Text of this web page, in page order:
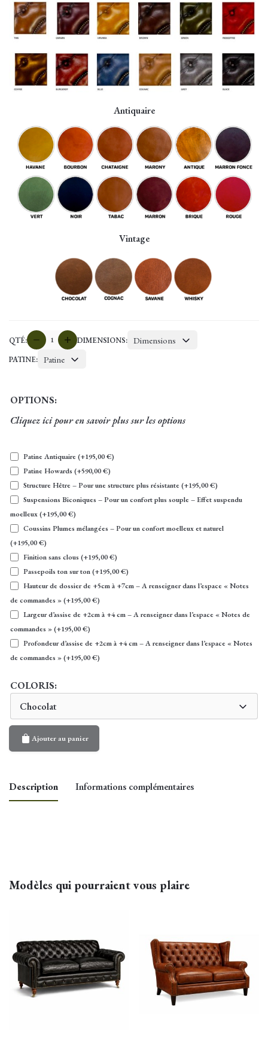
Antiquaire
Vintage
QTÉ:quantité
de
BENSON
DIMENSIONS: Dimensions
PATINE: Patine
OPTIONS:
Cliquez ici pour en savoir plus sur les options
Patine Antiquaire (+195,00€)
Patine Howards (+590,00€)
Structure Hêtre – Pour une structure plus résistante (+195,00€)
Suspensions Biconiques – Pour un confort plus souple – Effet suspendu
moelleux(+195,00€)
Coussins Plumes mélangées – Pour un confort moelleux et naturel
(+195,00€)
Finition sans clous (+195,00€)
Passepoils ton sur ton(+195,00€)
Hauteur de dossier de +5cm à +7cm – A renseigner dans l’espace « Notes
de commandes »(+195,00€)
Largeur d’assise de +2cm à +4 cm – A renseigner dans l’espace « Notes de
commandes »(+195,00€)
Profondeur d’assise de +2cm à +4 cm – A renseigner dans l’espace « Notes
de commandes »(+195,00€)
COLORIS:
Chocolat
Ajouter au panier
Description Informations complémentaires
Modèles qui pourraient vous plaire